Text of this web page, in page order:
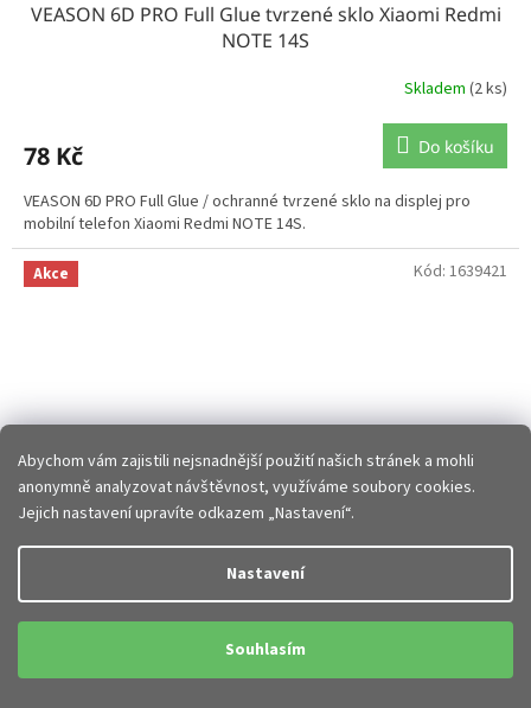
Abychom vám zajistili nejsnadnější použití našich stránek a mohli
anonymně analyzovat návštěvnost, využíváme soubory cookies.
Jejich nastavení upravíte odkazem „Nastavení“.
Nastavení
Souhlasím
VEASON 6D PRO Full Glue tvrzené sklo Xiaomi Redmi
NOTE 14S
Skladem (2 ks)
78 Kč Do košíku
VEASON 6D PRO Full Glue / ochranné tvrzené sklo na displej pro
mobilní telefon Xiaomi Redmi NOTE 14S.
Akce
VEASON 6D PRO Full Glue tvrzené sklo Samsung
Galaxy A36 5G / A56 5G
Kód: 1639421